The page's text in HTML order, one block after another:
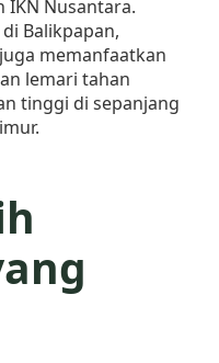
Nusantara.
Balikpapan,
memanfaatkan
lemari tahan
tinggi di sepanjang